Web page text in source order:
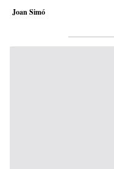
Joan Simó